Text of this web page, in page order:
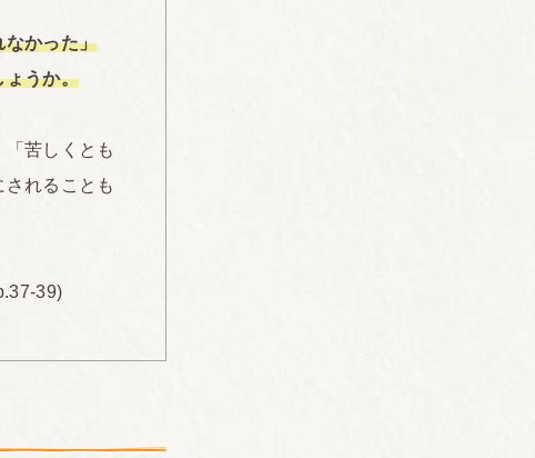
なかった」
ょうか。
苦しくとも
れることも
39)